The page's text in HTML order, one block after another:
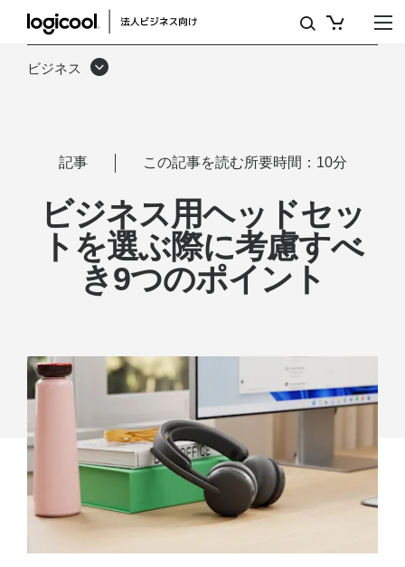
ビ
ジ
ト
ぶ
際
考
ビジネス
記事 この記事を読む所要時間：10分
ビジネス用ヘッドセッ
トを選ぶ際に考慮すべ
き9つのポイント